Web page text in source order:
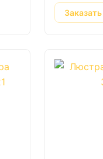
Заказать